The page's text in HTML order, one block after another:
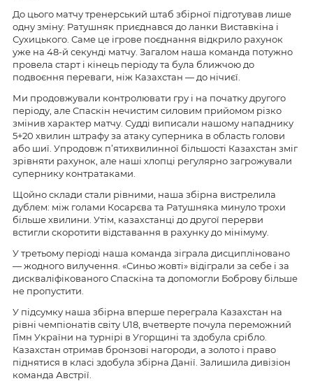
До цього матчу тренерський штаб збірної підготував лише
одну зміну: Ратушняк приєднався до ланки Виставкіна і
Сухицького. Саме це ігрове поєднання відкрило рахунок
уже на 48-й секунді матчу. Загалом наша команда потужно
провела старт і кінець періоду та була ближчою до
подвоєння переваги, ніж Казахстан — до нічиєї.
Ми продовжували контролювати гру і на початку другого
періоду, але Спаскін нечистим силовим прийомом різко
змінив характер матчу. Судді виписали нашому нападнику
5+20 хвилин штрафу за атаку суперника в область голови
або шиї. Упродовж п’ятихвилинної більшості Казахстан зміг
зрівняти рахунок, але наші хлопці регулярно загрожували
супернику контратаками.
Щойно склади стали рівними, наша збірна вистрелила
дублем: між голами Косарєва та Ратушняка минуло трохи
більше хвилини. Утім, казахстанці до другої перерви
встигли скоротити відставання в рахунку до мінімуму.
У третьому періоді наша команда зіграла дисципліновано
— жодного вилучення. «Синьо жовті» відіграли за себе і за
дискваліфікованого Спаскіна та допомогли Боброву більше
не пропустити.
У підсумку наша збірна вперше переграла Казахстан на
рівні чемпіонатів світу U18, вчетверте почула переможний
Гімн України на турнірі в Угорщині та здобула срібло.
Казахстан отримав бронзові нагороди, а золото і право
піднятися в класі здобула збірна Данії. Залишила дивізіон
команда Австрії.